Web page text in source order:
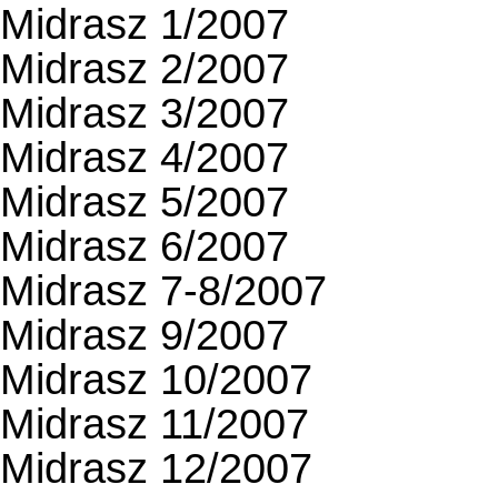
Midrasz 1/2007
Midrasz 2/2007
Midrasz 3/2007
Midrasz 4/2007
Midrasz 5/2007
Midrasz 6/2007
Midrasz 7-8/2007
Midrasz 9/2007
Midrasz 10/2007
Midrasz 11/2007
Midrasz 12/2007